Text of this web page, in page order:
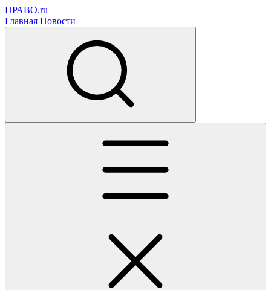
ПРАВО.ru
Главная Новости